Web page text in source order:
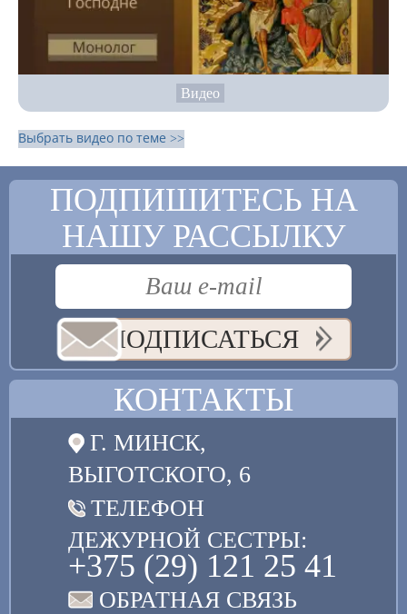
Видео
Выбрать видео по теме >>
ПОДПИШИТЕСЬ НА
НАШУ РАССЫЛКУ
ПОДПИСАТЬСЯ
КОНТАКТЫ
Г. МИНСК,
ВЫГОТСКОГО, 6
ТЕЛЕФОН
ДЕЖУРНОЙ СЕСТРЫ:
+375 (29) 121 25 41
ОБРАТНАЯ СВЯЗЬ